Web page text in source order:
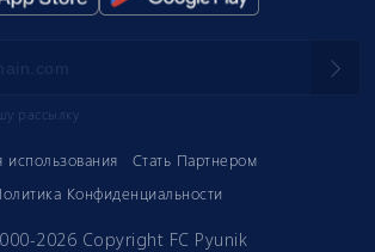
использования
Стать Партнером
Конфиденциальности
рассылку
2026 Copyright FC Pyunik